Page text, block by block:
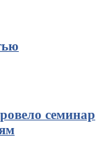
семинар